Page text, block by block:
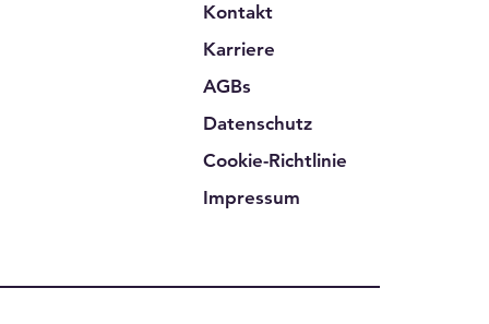
Kontakt
Karriere
AGBs
Datenschutz
Cookie-Richtlinie
Impressum